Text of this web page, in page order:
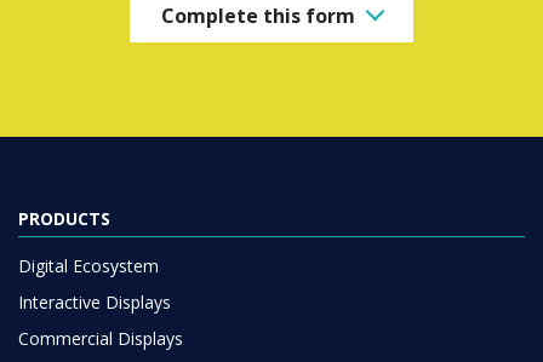
Complete this form
PRODUCTS
Digital Ecosystem
Interactive Displays
Commercial Displays